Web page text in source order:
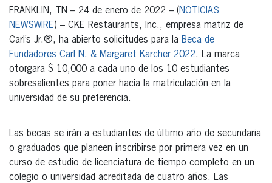
FRANKLIN, TN – 24 de enero de 2022 – (NOTICIAS
NEWSWIRE) – CKE Restaurants, Inc., empresa matriz de
Carl’s Jr.®, ha abierto solicitudes para la Beca de
Fundadores Carl N. & Margaret Karcher 2022. La marca
otorgara $ 10,000 a cada uno de los 10 estudiantes
sobresalientes para poner hacia la matriculación en la
universidad de su preferencia.
Las becas se irán a estudiantes de último año de secundaria
o graduados que planeen inscribirse por primera vez en un
curso de estudio de licenciatura de tiempo completo en un
colegio o universidad acreditada de cuatro años. Las